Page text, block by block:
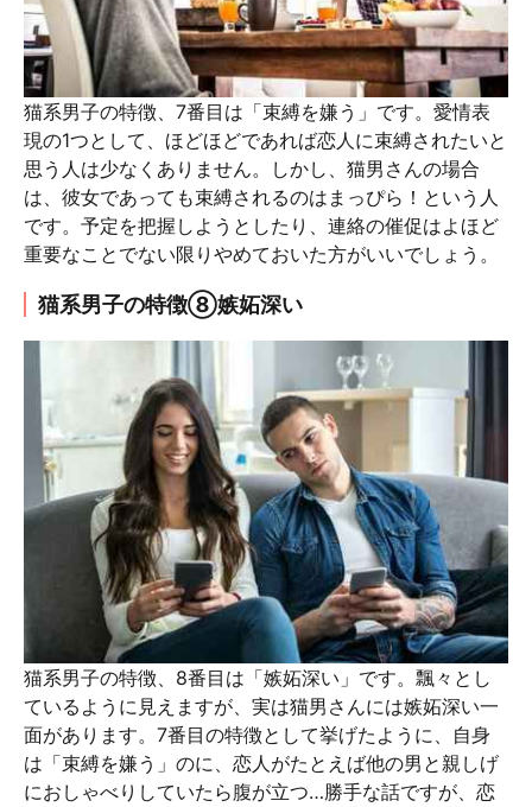
猫系男子の特徴、7番目は「束縛を嫌う」です。愛情表
現の1つとして、ほどほどであれば恋人に束縛されたいと
思う人は少なくありません。しかし、猫男さんの場合
は、彼女であっても束縛されるのはまっぴら！という人
です。予定を把握しようとしたり、連絡の催促はよほど
重要なことでない限りやめておいた方がいいでしょう。
猫系男子の特徴⑧嫉妬深い
猫系男子の特徴、8番目は「嫉妬深い」です。飄々とし
ているように見えますが、実は猫男さんには嫉妬深い一
面があります。7番目の特徴として挙げたように、自身
は「束縛を嫌う」のに、恋人がたとえば他の男と親しげ
におしゃべりしていたら腹が立つ…勝手な話ですが、恋